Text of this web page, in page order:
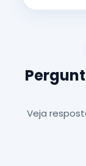
Veja